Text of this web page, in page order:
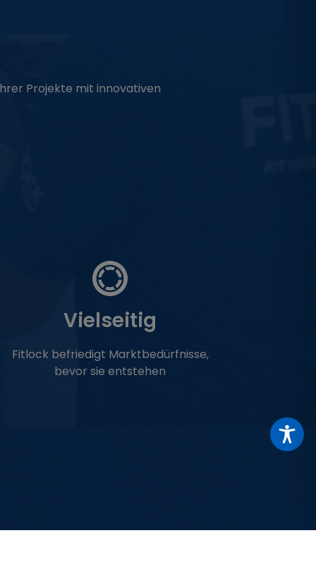
Projekte mit innovativen
Vielseitig
Fitlock befriedigt Marktbedürfnisse,
bevor sie entstehen